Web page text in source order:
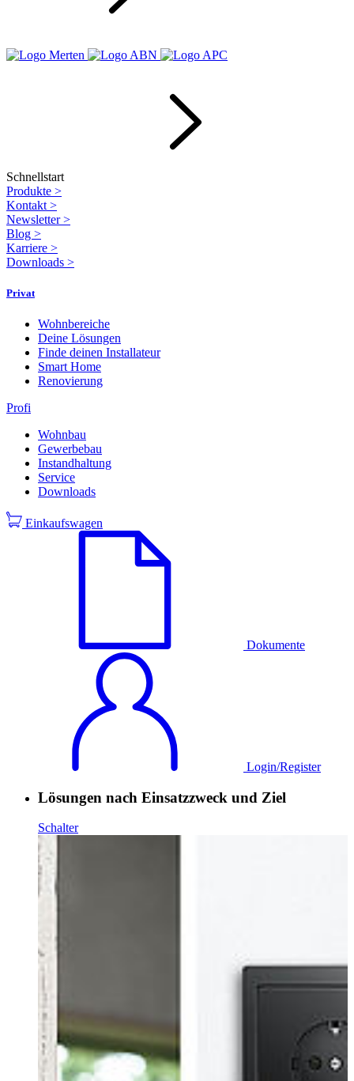
Schnellstart
Produkte >
Kontakt >
Newsletter>
Blog >
Karriere >
Downloads >
Privat
Wohnbereiche
Deine Lösungen
Finde deinen Installateur
Smart Home
Renovierung
Profi
Wohnbau
Gewerbebau
Instandhaltung
Service
Downloads
Einkaufswagen
Dokumente
Login/Register
Lösungen nach Einsatzzweck und Ziel
Schalter